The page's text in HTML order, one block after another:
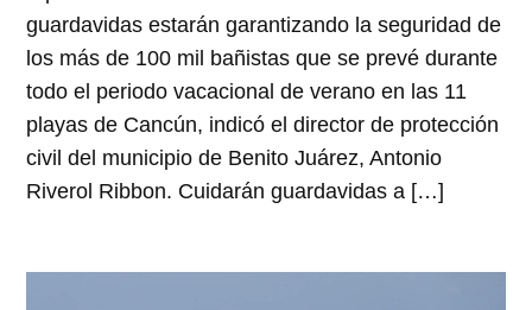
guardavidas estarán garantizando la seguridad de
los más de 100 mil bañistas que se prevé durante
todo el periodo vacacional de verano en las 11
playas de Cancún, indicó el director de protección
civil del municipio de Benito Juárez, Antonio
Riverol Ribbon. Cuidarán guardavidas a […]